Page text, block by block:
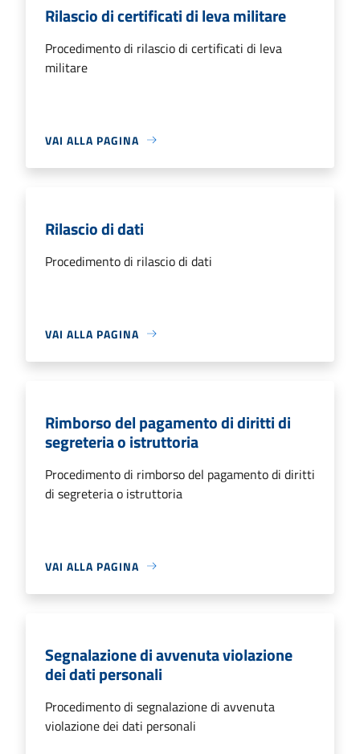
Rilascio di certificati di leva militare
Procedimento di rilascio di certificati di leva
militare
VAI ALLA PAGINA
Rilascio di dati
Procedimento di rilascio di dati
VAI ALLA PAGINA
Rimborso del pagamento di diritti di
segreteria o istruttoria
Procedimento di rimborso del pagamento di diritti
di segreteria o istruttoria
VAI ALLA PAGINA
Segnalazione di avvenuta violazione
dei dati personali
Procedimento di segnalazione di avvenuta
violazione dei dati personali